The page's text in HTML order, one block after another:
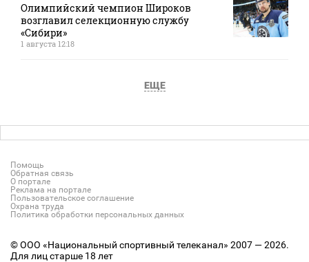
Олимпийский чемпион Широков
возглавил селекционную службу
«Сибири»
1 августа 12:18
ЕЩЕ
Помощь
Обратная связь
О портале
Реклама на портале
Пользовательское соглашение
Охрана труда
Политика обработки персональных данных
© ООО «Национальный спортивный телеканал» 2007 — 2026.
Для лиц старше 18 лет